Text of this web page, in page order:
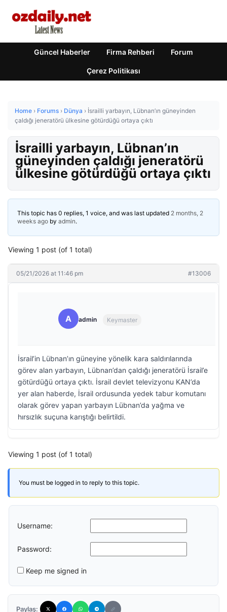
Güncel Haberler Firma Rehberi Forum
Çerez Politikası
Home › Forums › Dünya › İsrailli yarbayın, Lübnan’ın güneyinden
çaldığı jeneratörü ülkesine götürdüğü ortaya çıktı
İsrailli yarbayın, Lübnan’ın
güneyinden çaldığı jeneratörü
ülkesine götürdüğü ortaya çıktı
This topic has 0 replies, 1 voice, and was last updated 2 months, 2
weeks ago by admin.
Viewing 1 post (of 1 total)
05/21/2026 at 11:46 pm #13006
A admin Keymaster
İsrail’in Lübnan’ın güneyine yönelik kara saldırılarında
görev alan yarbayın, Lübnan’dan çaldığı jeneratörü İsrail’e
götürdüğü ortaya çıktı. İsrail devlet televizyonu KAN’da
yer alan haberde, İsrail ordusunda yedek tabur komutanı
olarak görev yapan yarbayın Lübnan’da yağma ve
hırsızlık suçuna karıştığı belirtildi.
Viewing 1 post (of 1 total)
You must be logged in to reply to this topic.
Username:
Password:
Keep me signed in
Paylaş: